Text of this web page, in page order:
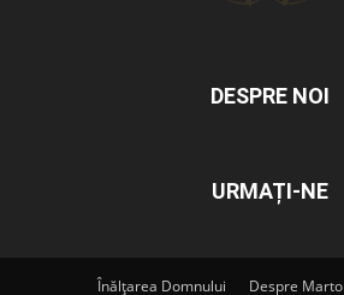
DESPRE NOI
URMAȚI-NE
Înălțarea Domnului Despre